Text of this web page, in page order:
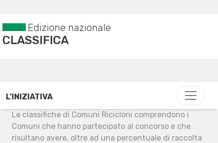
Edizione nazionale
CLASSIFICA
L’INIZIATIVA
Le classifiche di Comuni Ricicloni comprendono i
Comuni che hanno partecipato al concorso e che
risultano avere, oltre ad una percentuale di raccolta